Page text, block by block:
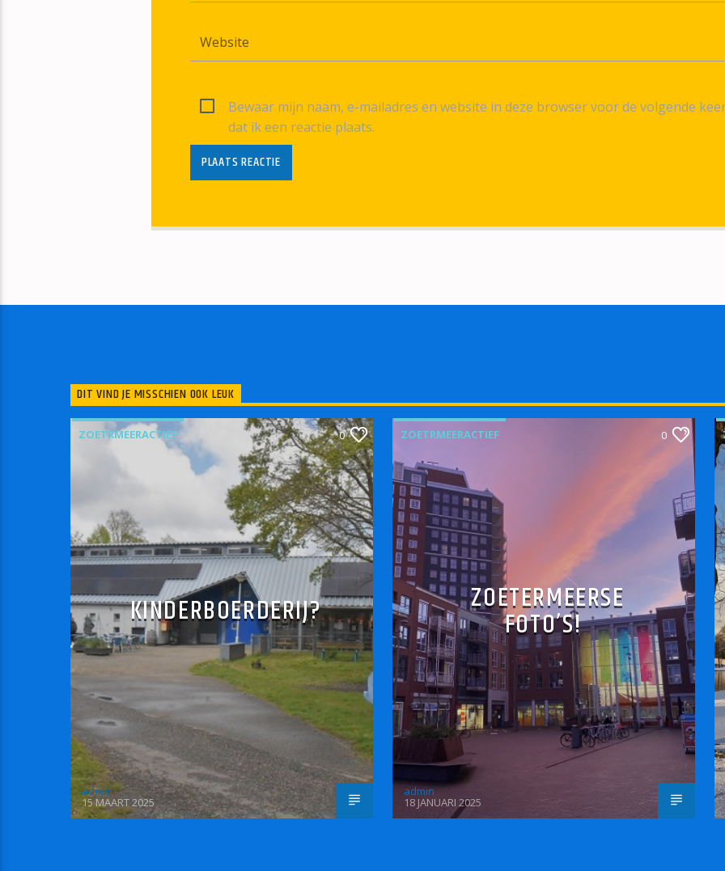
Bewaar mijn naam, e-mailadres en website in deze browser voor de volgende
dat ik een reactie plaats.
DIT VIND JE MISSCHIEN OOK LEUK
ZOETRMEERACTIEF 0
KINDERBOERDERIJ?
admin
15 MAART 2025
ZOETRMEERACTIEF 0
ZOETERMEERSE
FOTO’S!
admin
18 JANUARI 2025